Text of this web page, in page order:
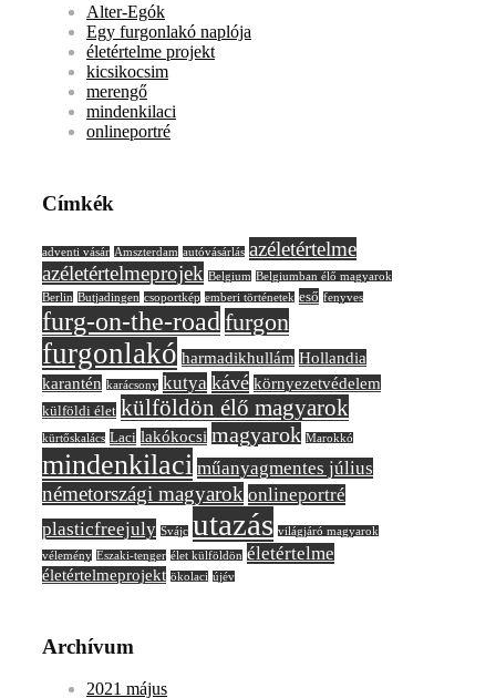
Alter-Egók
Egy furgonlakó naplója
életértelme projekt
kicsikocsim
merengő
mindenkilaci
onlineportré
Címkék
adventi vásár Amszterdam autóvásárlás azéletértelme
azéletértelmeprojek Belgium Belgiumban élő magyarok
Berlin Butjadingen csoportkép emberi történetek eső fenyves
furg-on-the-road furgon
furgonlakó harmadikhullám Hollandia
karantén karácsony kutya kávé környezetvédelem
külföldi élet külföldön élő magyarok
kürtőskalács Laci lakókocsi magyarok Marokkó
mindenkilaci műanyagmentes július
németországi magyarok onlineportré
plasticfreejuly Svájc utazás világjáró magyarok
vélemény Északi-tenger élet külföldön életértelme
életértelmeprojekt ökolaci újév
Archívum
2021 május